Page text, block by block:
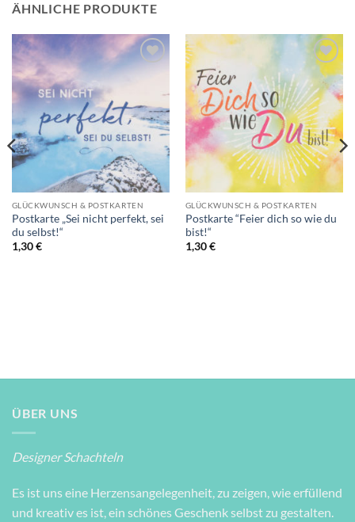
ÄHNLICHE PRODUKTE
GLÜCKWUNSCH & POSTKARTEN
Postkarte „Sei nicht perfekt, sei
du selbst!“
1,30€
Auf die
Wunschliste
GLÜCKWUNSCH & POSTKARTEN
Postkarte “Feier dich so wie du
bist!“
1,30€
ÜBER UNS
Designer Schachteln
Es ist uns eine Herzensangelegenheit, zu zeigen, wie erfüllend
und kreativ es ist, ein schönes Geschenk selbst zu gestalten.